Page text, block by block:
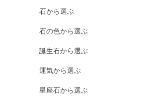
石から選ぶ
石の色から選ぶ
誕生石から選ぶ
運気から選ぶ
星座石から選ぶ